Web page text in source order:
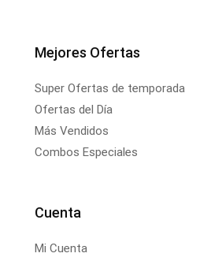
Mejores Ofertas
Super Ofertas de temporada
Ofertas del Día
Más Vendidos
Combos Especiales
Cuenta
Mi Cuenta